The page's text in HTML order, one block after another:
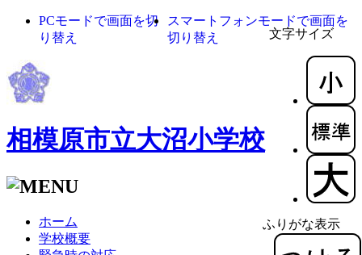
文字サイズ
ふりがな表示
PCモードで画面を切
り替え
スマートフォンモードで画面を
切り替え
相模原市立大沼小学校
ホーム
学校概要